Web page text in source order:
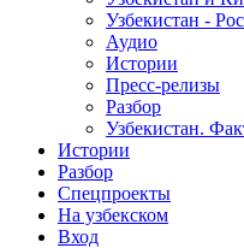
Узбекистан -
Аудио
Истории
Пресс-релизы
Разбор
Узбекистан.
Истории
Разбор
Спецпроекты
На узбекском
Вход